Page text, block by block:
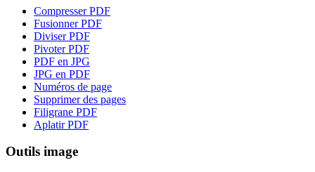
Compresser PDF
Fusionner PDF
Diviser PDF
Pivoter PDF
PDF en JPG
JPG en PDF
Numéros de page
Supprimer des pages
Filigrane PDF
Aplatir PDF
Outils image